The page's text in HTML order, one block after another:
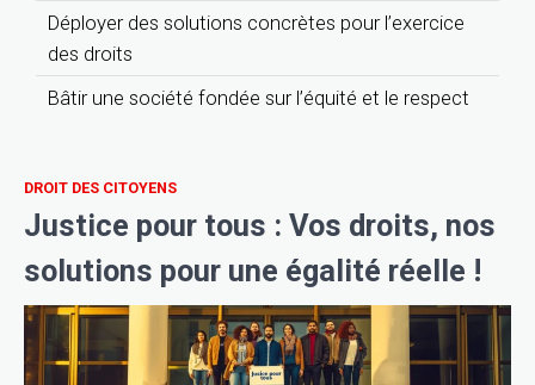
DROIT DES CITOYENS
Justice pour tous : Vos droits, nos
solutions pour une égalité réelle !
Déployer des solutions concrètes pour l’exercice
des droits
Bâtir une société fondée sur l’équité et le respect